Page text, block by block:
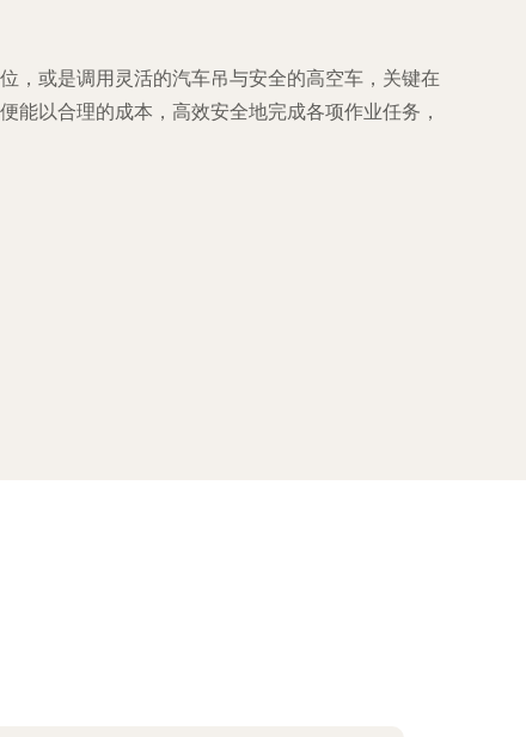
，或是调用灵活的汽车吊与安全的高空车，关键在
以合理的成本，高效安全地完成各项作业任务，